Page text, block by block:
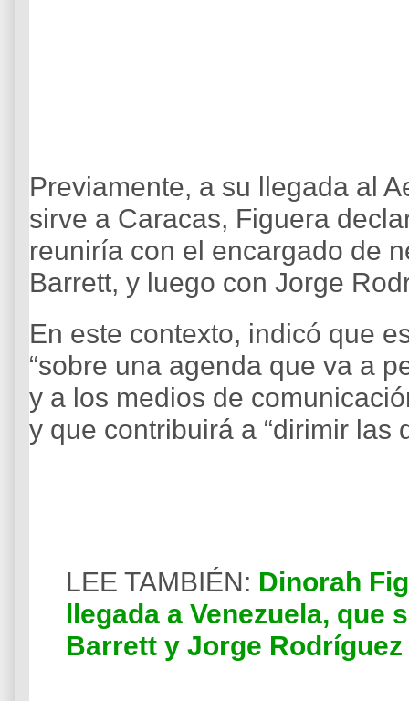
Previamente, a su llegada al
sirve a Caracas, Figuera
reuniría con el encargado de
Barrett, y luego con Jorge
En este contexto, indicó que
“sobre una agenda que va a
y a los medios de
y que contribuirá a “dirimir las
LEE TAMBIÉN: Dinorah
llegada a Venezuela, que
Barrett y Jorge Rodríguez